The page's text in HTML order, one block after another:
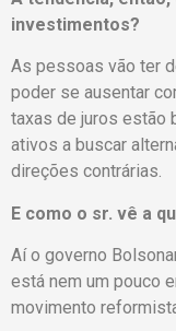
investimentos?
As pessoas vão ter
poder se ausentar
taxas de juros estão
ativos a buscar
direções contrárias.
E como o sr. vê a
Aí o governo
está nem um pouco
movimento